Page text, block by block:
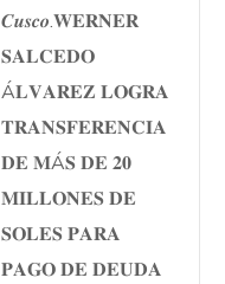
𝑪𝒖𝒔𝒄𝒐.𝐖𝐄𝐑𝐍𝐄𝐑
𝐒𝐀𝐋𝐂𝐄𝐃𝐎
Á𝐋𝐕𝐀𝐑𝐄𝐙 𝐋𝐎𝐆𝐑𝐀
𝐓𝐑𝐀𝐍𝐒𝐅𝐄𝐑𝐄𝐍𝐂𝐈𝐀
𝐃𝐄 𝐌Á𝐒 𝐃𝐄 𝟐𝟎
𝐌𝐈𝐋𝐋𝐎𝐍𝐄𝐒 𝐃𝐄
𝐒𝐎𝐋𝐄𝐒 𝐏𝐀𝐑𝐀
𝐏𝐀𝐆𝐎 𝐃𝐄 𝐃𝐄𝐔𝐃𝐀